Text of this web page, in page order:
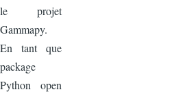
le projet
Gammapy.
En tant que
package
Python open